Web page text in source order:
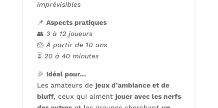
imprévisibles
📌 Aspects pratiques
👥 3 à 12 joueurs
🎂À partir de 10 ans
⏳ 20 à 40 minutes
🎉 Idéal pour…
Les amateurs de jeux d’ambiance et de
bluff, ceux qui aiment jouer avec les nerfs